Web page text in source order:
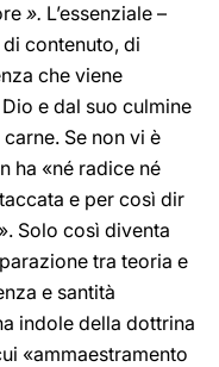
». L’essenziale –
contenuto, di
che viene
e dal suo culmine
Se non vi è
ha «né radice né
e per così dir
Solo così diventa
tra teoria e
e santità
indole della dottrina
«ammaestramento